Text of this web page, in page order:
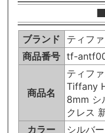
ブランド
ティフ
商品番号 tf-
商品名
ティフ
Tiffany
8mm シ
クレス
カラー
シルバー